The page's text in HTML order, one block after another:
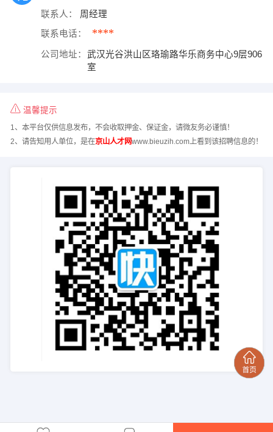
联系人： 周经理
联系电话： ****
公司地址：
武汉光谷洪山区珞瑜路华乐商务中心9层906
室
温馨提示
1、本平台仅供信息发布，不会收取押金、保证金，请微友务必谨慎！
2、请告知用人单位，是在京山人才网www.bieuzih.com上看到该招聘信息的！